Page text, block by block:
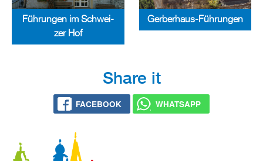
Füh­run­gen im Schwei­
zer Hof
Ger­ber­haus-Füh­run­gen
Share it
FACE­BOOK WHATS­APP